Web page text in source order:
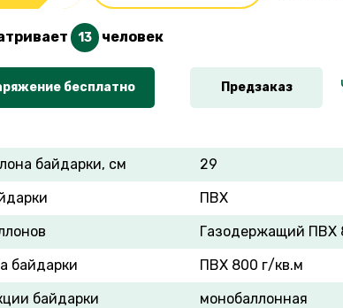
13 человек
бесплатно Предзаказ
байдарки, см
29
ПВХ
Газодержащий ПВХ
байдарки
ПВХ 800 г/кв.м
байдарки
монобаллонная